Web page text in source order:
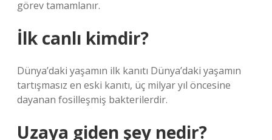
görev tamamlanır.
İlk canlı kimdir?
Dünya’daki yaşamın ilk kanıtı Dünya’daki yaşamın
tartışmasız en eski kanıtı, üç milyar yıl öncesine
dayanan fosilleşmiş bakterilerdir.
Uzaya giden şey nedir?